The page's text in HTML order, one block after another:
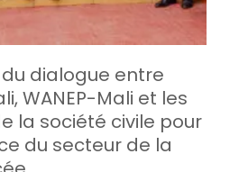
dialogue entre
WANEP-Mali et les
la société civile pour
du secteur de la